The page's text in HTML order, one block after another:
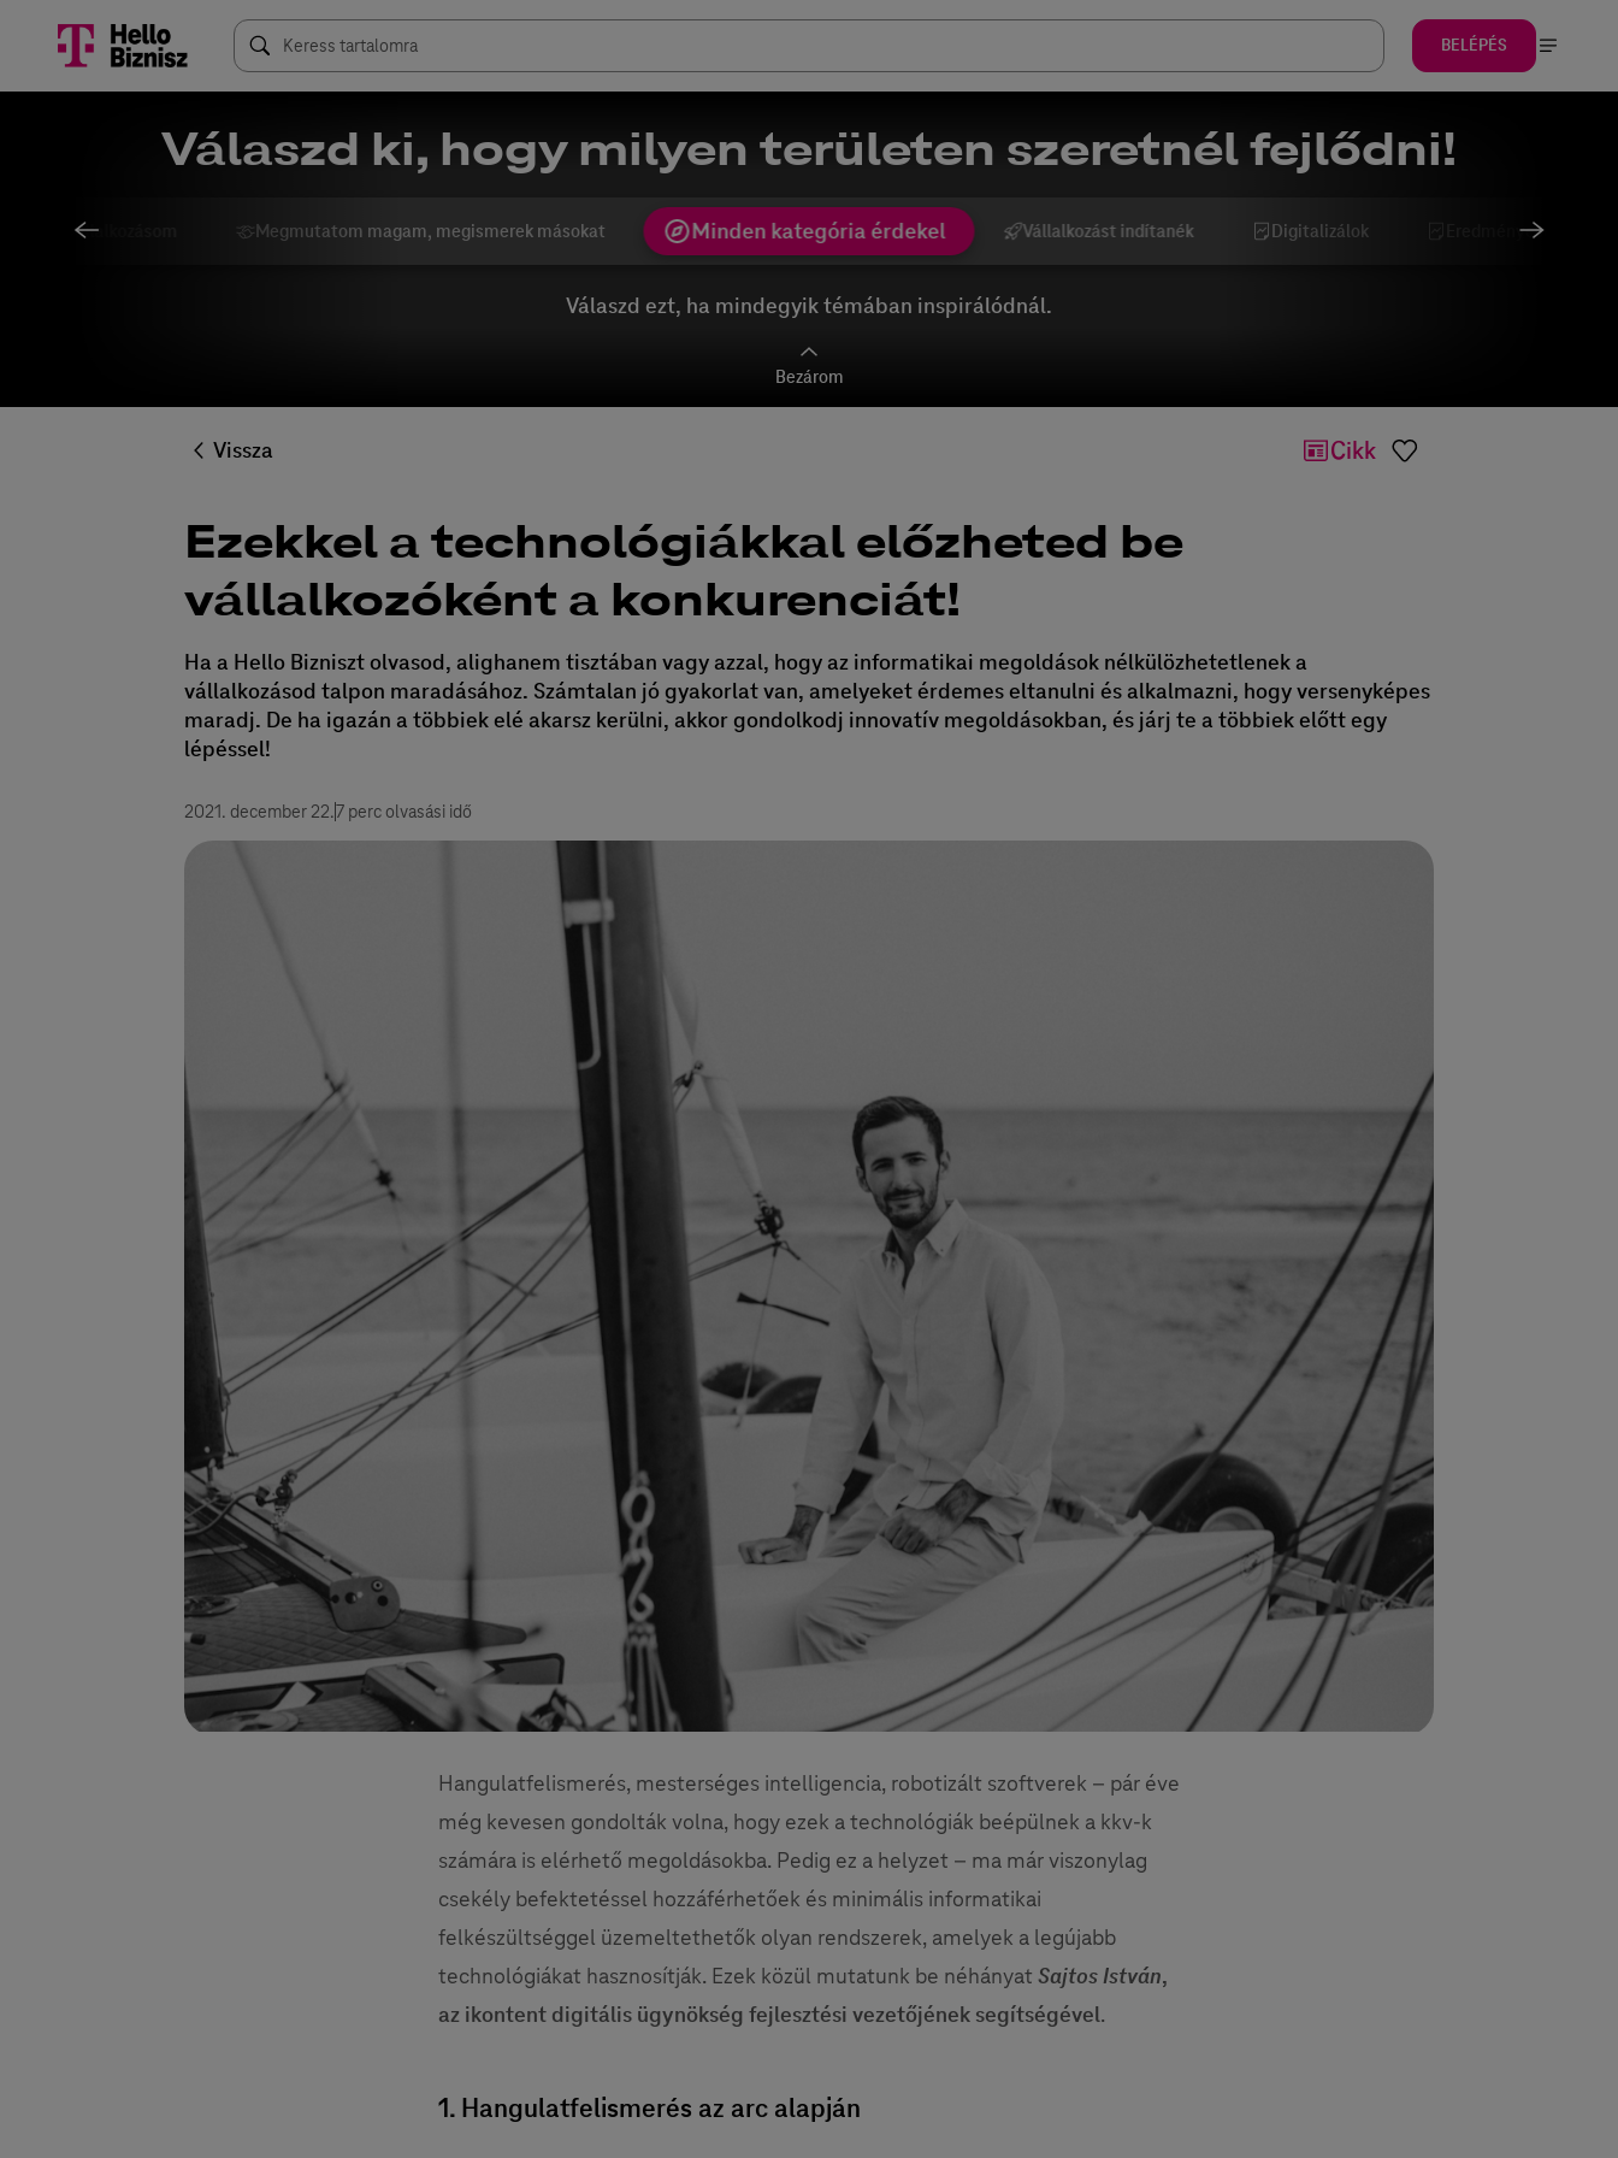
BELÉPÉS
Válaszd ki, hogy milyen területen szeretnél fejlődni!
Minden kategória érdekel Vállalkozást indítanék Digitalizálok Eredményesebb
a vállalkozásom Megmutatom magam, megismerek másokat
Válaszd ezt, ha mindegyik témában inspirálódnál.
Bezárom
Vissza Cikk
Ezekkel a technológiákkal előzheted be
vállalkozóként a konkurenciát!
Ha a Hello Bizniszt olvasod, alighanem tisztában vagy azzal, hogy az informatikai megoldások nélkülözhetetlenek a
vállalkozásod talpon maradásához. Számtalan jó gyakorlat van, amelyeket érdemes eltanulni és alkalmazni, hogy versenyképes
maradj. De ha igazán a többiek elé akarsz kerülni, akkor gondolkodj innovatív megoldásokban, és járj te a többiek előtt egy
lépéssel!
2021. december 22.7 perc olvasási idő
Hangulatfelismerés, mesterséges intelligencia, robotizált szoftverek – pár éve
még kevesen gondolták volna, hogy ezek a technológiák beépülnek a kkv-k
számára is elérhető megoldásokba. Pedig ez a helyzet – ma már viszonylag
csekély befektetéssel hozzáférhetőek és minimális informatikai
felkészültséggel üzemeltethetők olyan rendszerek, amelyek a legújabb
technológiákat hasznosítják. Ezek közül mutatunk be néhányat Sajtos István,
az ikontent digitális ügynökség fejlesztési vezetőjének segítségével.
1. Hangulatfelismerés az arc alapján